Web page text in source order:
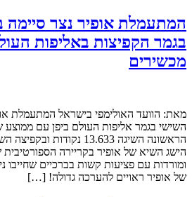
המתעמלת אופיר נצר סיימה
בגמר הקפיצות באליפות
מכשירים
מאת: הוועד האולימפי בישראל המתעמלת
הישג השיא של אופיר בקריירה
ומורדות עם פציעות קשות בברכיים שחייבו
של אופיר ראויים להערכה גדולה! […]